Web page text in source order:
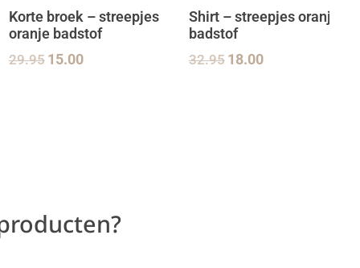
Korte broek – streepjes
oranje badstof
29.95 15.00
Shirt – streepjes oranje
badstof
32.95 18.00